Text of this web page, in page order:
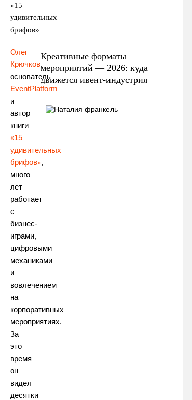
Олег
Крючков,
основатель
EventPlatform
и
автор
книги
«15
удивительных
брифов»,
много
лет
работает
с
бизнес-
играми,
цифровыми
механиками
и
вовлечением
на
корпоративных
мероприятиях.
За
это
время
он
видел
десятки
Креативные форматы
мероприятий — 2026: куда
движется ивент-индустрия